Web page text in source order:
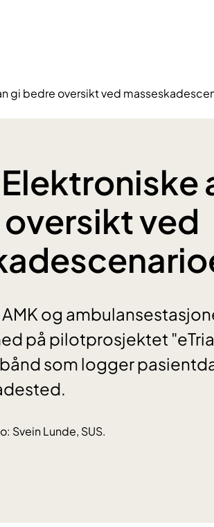
gi bedre oversikt ved
ved
og
på pilotprosjektet
som logger
Svein Lunde, SUS.